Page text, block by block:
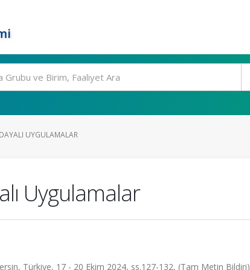
UYGULAMALAR
Uygulamalar
Türkiye, 17 - 20 Ekim 2024, ss.127-132, (Tam Metin Bildiri)